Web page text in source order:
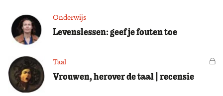
Onderwijs
Levenslessen: geef je fouten toe
Taal
Vrouwen, herover de taal | recensie